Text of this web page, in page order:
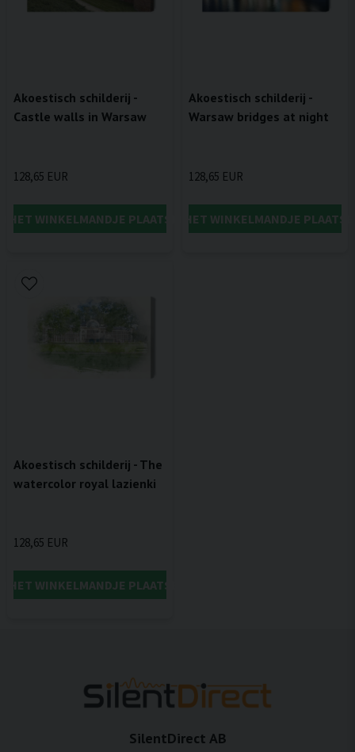
Akoestisch schilderij -
Castle walls in Warsaw
128,65 EUR
HET WINKELMANDJE PLAATSEN
Akoestisch schilderij -
Warsaw bridges at night
128,65 EUR
IN HET WINKELMANDJE
Akoestisch schilderij - The
watercolor royal lazienki
128,65 EUR
HET WINKELMANDJE PLAATSEN
SilentDirect AB